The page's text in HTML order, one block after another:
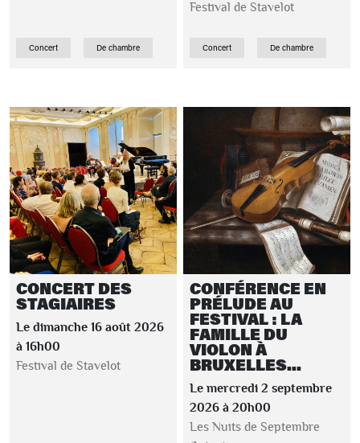
Concert De chambre
Festival de Stavelot
Concert De chambre
CONCERT DES
STAGIAIRES
Le dimanche 16 août 2026
à 16h00
Festival de Stavelot
CONFÉRENCE EN
PRÉLUDE AU
FESTIVAL : LA
FAMILLE DU
VIOLON À
BRUXELLES...
Le mercredi 2 septembre
2026 à 20h00
Les Nuits de Septembre